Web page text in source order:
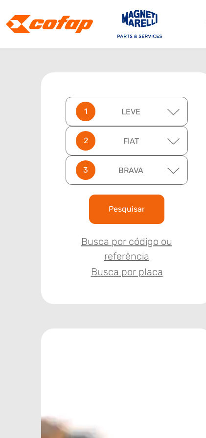
LEVE
FIAT
BRAVA
Pesquisar
Busca por código ou
referência
Busca por placa